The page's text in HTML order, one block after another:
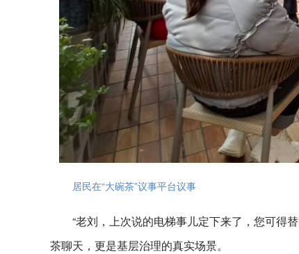
居民在“大碗茶”议事平台议事
“老刘，上次说的电梯事儿定下来了，您可得
茶聊天，更是基层治理的真实场景。